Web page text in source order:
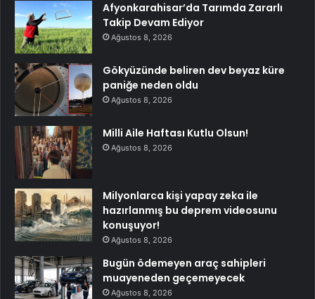
Afyonkarahisar’da Tarımda Zararlı
Takip Devam Ediyor
Ağustos 8, 2026
Gökyüzünde beliren dev beyaz küre
paniğe neden oldu
Ağustos 8, 2026
Milli Aile Haftası Kutlu Olsun!
Ağustos 8, 2026
Milyonlarca kişi yapay zeka ile
hazırlanmış bu deprem videosunu
konuşuyor!
Ağustos 8, 2026
Bugün ödemeyen araç sahipleri
muayeneden geçemeyecek
Ağustos 8, 2026